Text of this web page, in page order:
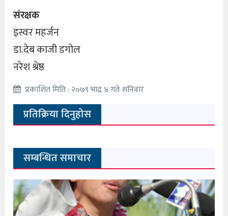
संरक्षक
इस्वर महर्जन
डा.देब काजी डगोल
नरेश श्रेष्ठ
प्रकाशित मिति : २०७९ भाद्र ४ गते शनिवार
प्रतिक्रिया दिनुहोस
सम्बन्धित समाचार